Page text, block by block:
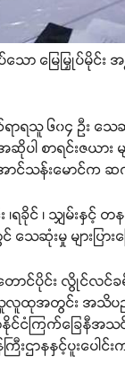
ော မြေမြှုပ်မိုင်း
ရသူ ၆၀၄ ဦး သေ
ပါ စာရင်းဇယာ
အောင်သန်းမောင်
၊ရခိုင် ၊ သျှမ်း
ေဆုံးမှု များပြာ
တောင်ပိုင်း လွိုင်လ
ထုအတွင်း အသိပညာ
နိုင်ငံကြက်ခြေနီ
ဌာနနှင့်ပူးပေါင်